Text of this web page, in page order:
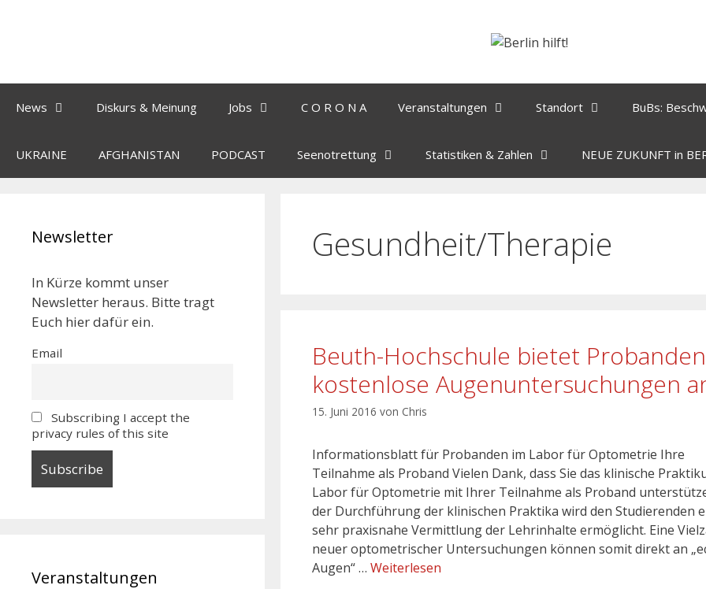
News Diskurs & Meinung Jobs C O R O N A Veranstaltungen Standort BuBs:
UKRAINE AFGHANISTAN PODCAST Seenotrettung Statistiken & Zahlen NEUE ZUKUNFT in
Gesundheit/Therapie
Beuth-Hochschule bietet Probanden
kostenlose Augenuntersuchungen
15. Juni 2016 von Chris
Informationsblatt für Probanden im Labor für Optometrie Ihre
Teilnahme als Proband Vielen Dank, dass Sie das klinische
Labor für Optometrie mit Ihrer Teilnahme als Proband
der Durchführung der klinischen Praktika wird den Studierenden
sehr praxisnahe Vermittlung der Lehrinhalte ermöglicht. Eine
neuer optometrischer Untersuchungen können somit direkt an
Augen“ … Weiterlesen
Newsletter
In Kürze kommt unser
Newsletter heraus. Bitte tragt
Euch hier dafür ein.
Email
Subscribing I accept the
privacy rules of this site
Veranstaltungen